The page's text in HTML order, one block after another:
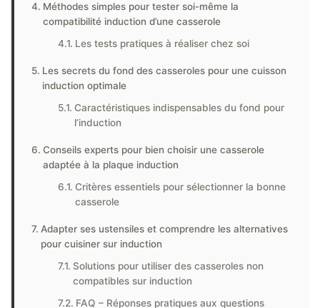
Méthodes simples pour tester soi-même la
compatibilité induction d’une casserole
Les tests pratiques à réaliser chez soi
Les secrets du fond des casseroles pour une cuisson
induction optimale
Caractéristiques indispensables du fond pour
l’induction
Conseils experts pour bien choisir une casserole
adaptée à la plaque induction
Critères essentiels pour sélectionner la bonne
casserole
Adapter ses ustensiles et comprendre les alternatives
pour cuisiner sur induction
Solutions pour utiliser des casseroles non
compatibles sur induction
FAQ – Réponses pratiques aux questions